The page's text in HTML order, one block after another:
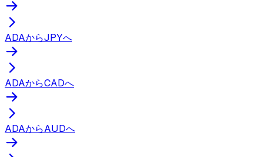
ADAからJPYへ
ADAからCADへ
ADAからAUDへ